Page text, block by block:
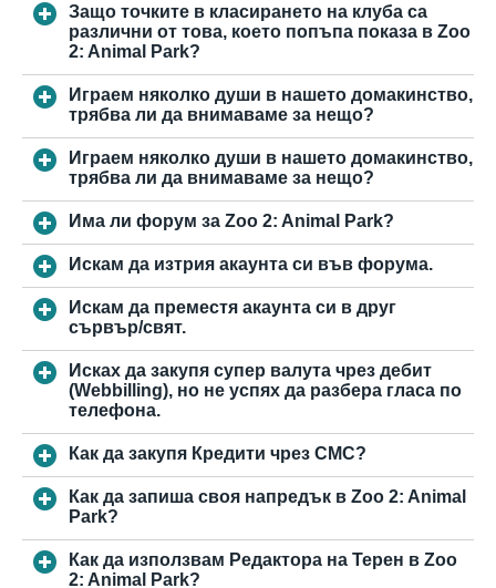
Защо точките в класирането на клуба са
различни от това, което попъпа показа в Zoo
2: Animal Park?
Играем няколко души в нашето домакинство,
трябва ли да внимаваме за нещо?
Играем няколко души в нашето домакинство,
трябва ли да внимаваме за нещо?
Има ли форум за Zoo 2: Animal Park?
Искам да изтрия акаунта си във форума.
Искам да преместя акаунта си в друг
сървър/свят.
Исках да закупя супер валута чрез дебит
(Webbilling), но не успях да разбера гласа по
телефона.
Как да закупя Кредити чрез СМС?
Как да запиша своя напредък в Zoo 2: Animal
Park?
Как да използвам Редактора на Терен в Zoo
2: Animal Park?